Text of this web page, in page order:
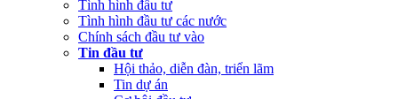
Tình hình đầu tư
Tình hình đầu tư các nước
Chính sách đầu tư vào
Tin đầu tư
Hội thảo, diễn đàn, triển lãm
Tin dự án